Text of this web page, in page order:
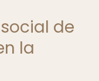
de
la